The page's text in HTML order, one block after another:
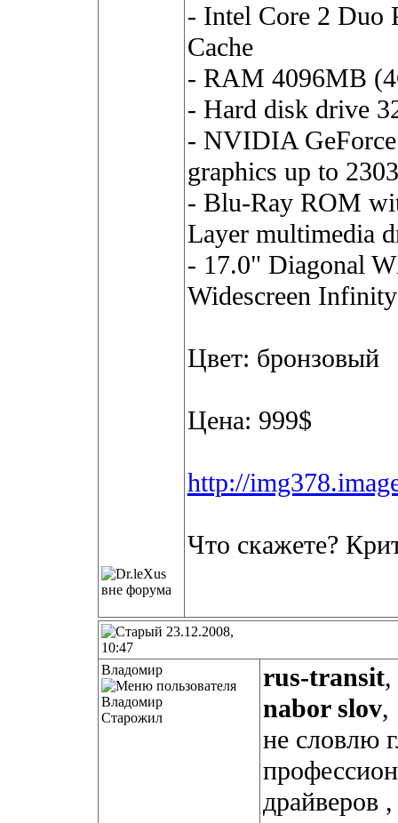
- Intel Core 2 Duo
Cache
- RAM 4096MB
- Hard disk drive
- NVIDIA
graphics up to
- Blu-Ray ROM
Layer multimedia
- 17.0" Diagonal
Widescreen
Цвет: бронзовый
Цена: 999$
http://
Что скажете?
23.12.2008,
10:47
Владомир
Старожил
rus-transit,
nabor slov,
не словлю
драйверов